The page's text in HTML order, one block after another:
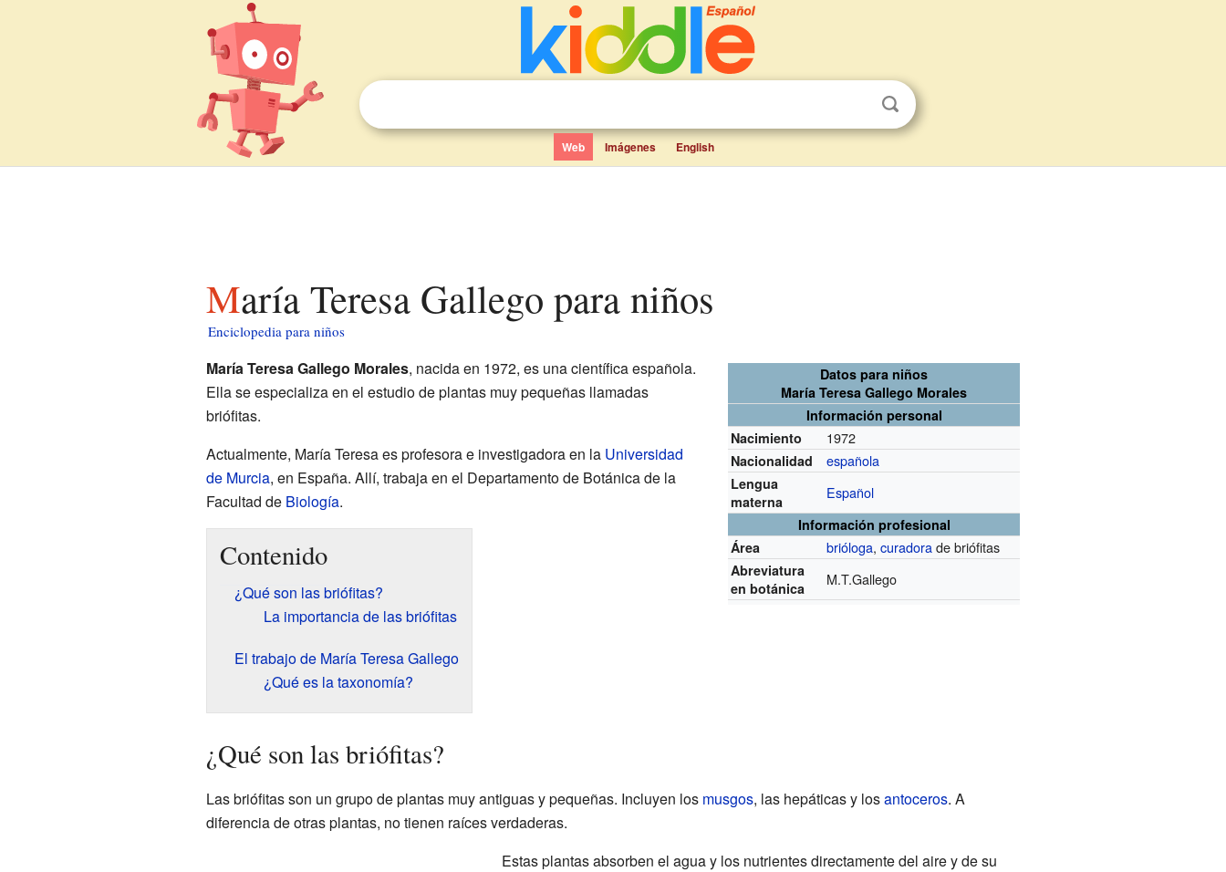
Web Imágenes English
María Teresa Gallego para niños
Enciclopedia para niños
Datos para niños
María Teresa Gallego Morales
Información personal
Nacimiento
1972
Nacionalidad española
Lengua
materna
Español
Información profesional
Área
brióloga,curadorade briófitas
Abreviatura
en botánica
M.T.Gallego
María Teresa Gallego Morales, nacida en 1972, es una científica española.
Ella se especializa en el estudio de plantas muy pequeñas llamadas
briófitas.
Actualmente, María Teresa es profesora e investigadora en la Universidad
de Murcia, en España. Allí, trabaja en el Departamento de Botánica de la
Facultad de Biología.
Contenido
¿Qué son las briófitas?
La importancia de las briófitas
El trabajo de María Teresa Gallego
¿Qué es la taxonomía?
¿Qué son las briófitas?
Las briófitas son un grupo de plantas muy antiguas y pequeñas. Incluyen los musgos, las hepáticas y losantoceros. A
diferencia de otras plantas, no tienen raíces verdaderas.
Estas plantas absorben el agua y los nutrientes directamente del aire y de su